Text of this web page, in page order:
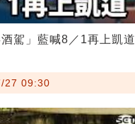
駕」藍喊8／1再上凱道
27 09:30